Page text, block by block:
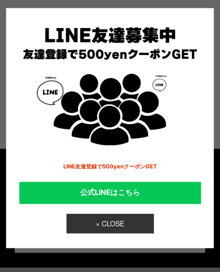
※更新時期によってお取り扱いジャンルに変更が生じる場合がござい
ます。ご了承ください。
セール情報やNEW ARRIVALなど お得な情報を
配信
メルマガ登録
LINE友達登録で500yenクーポンGET
公式LINEはこちら
× CLOSE